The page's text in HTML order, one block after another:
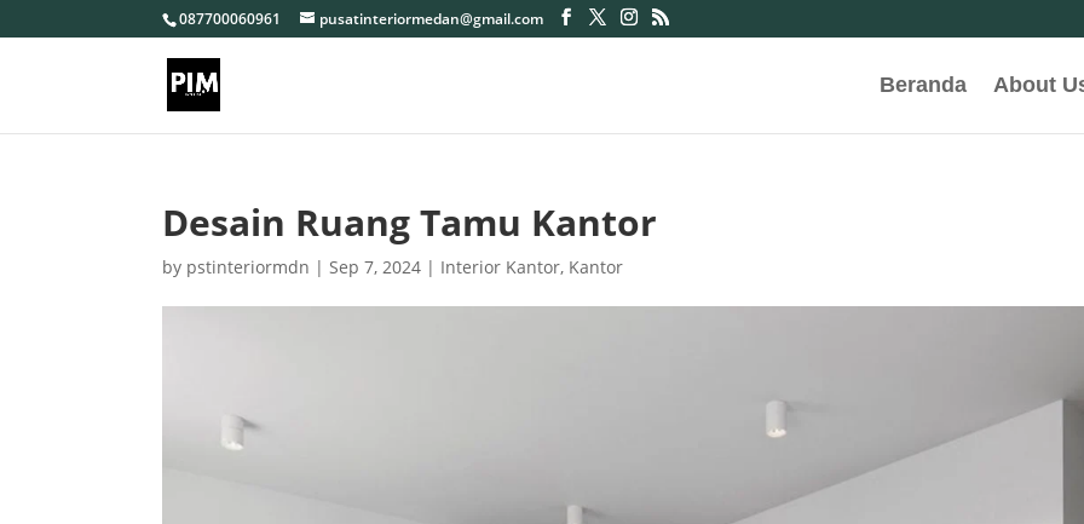
087700060961 pusatinteriormedan@gmail.com
Beranda About
Desain Ruang Tamu Kantor
by pstinteriormdn |Sep 7, 2024 | Interior Kantor, Kantor